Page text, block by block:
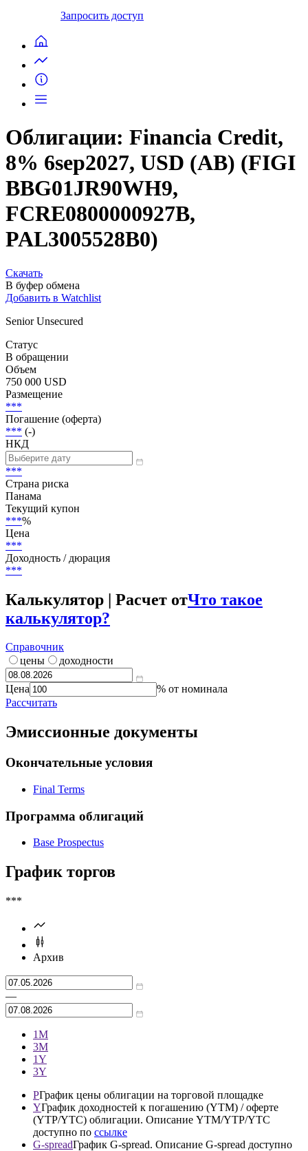
Запросить доступ
Облигации: Financia Credit,
8% 6sep2027, USD (AB) (FIGI
BBG01JR90WH9,
FCRE0800000927B,
PAL3005528B0)
Скачать
В буфер обмена
Добавить в Watchlist
Senior Unsecured
Статус
В обращении
Объем
750 000 USD
Размещение
***
Погашение (оферта)
*** (-)
НКД
***
Страна риска
Панама
Текущий купон
***%
Цена
***
Доходность / дюрация
***
Калькулятор | Расчет отЧто такое
калькулятор?
Справочник
цены
доходности
Цена
% от номинала
Рассчитать
Эмиссионные документы
Окончательные условия
Final Terms
Программа облигаций
Base Prospectus
График торгов
***
Архив
—
1М
3М
1Y
3Y
PГрафик цены облигации на торговой площадке
YГрафик доходностей к погашению (YTM) / оферте
(YTP/YTC) облигации. Описание YTM/YTP/YTC
доступно по ссылке
G-spreadГрафик G-spread. Описание G-spread доступно